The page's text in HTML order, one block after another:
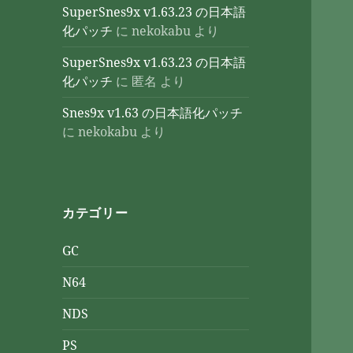
SuperSnes9x v1.63.23 の日本語
化パッチ にnekokabu より
SuperSnes9x v1.63.23 の日本語
化パッチ に 匿名 より
Snes9x v1.63 の日本語化パッチ
にnekokabu より
カテゴリー
GC
N64
NDS
PS